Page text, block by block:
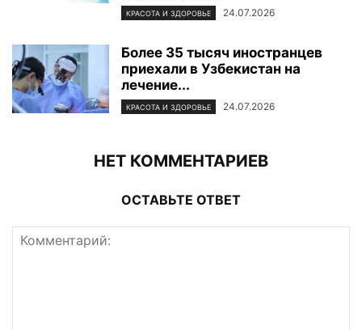
КРАСОТА И ЗДОРОВЬЕ 24.07.2026
Более 35 тысяч иностранцев
приехали в Узбекистан на
лечение...
КРАСОТА И ЗДОРОВЬЕ 24.07.2026
НЕТ КОММЕНТАРИЕВ
ОСТАВЬТЕ ОТВЕТ